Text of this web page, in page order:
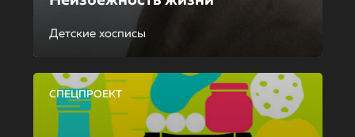
Детские хосписы
СПЕЦПРОЕКТ